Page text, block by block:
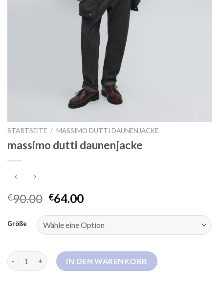
STARTSEITE / MASSIMO DUTTI DAUNENJACKE
massimo dutti daunenjacke
€90.00 €64.00
Größe
massimo dutti daunenjacke Menge
IN DEN WARENKORB